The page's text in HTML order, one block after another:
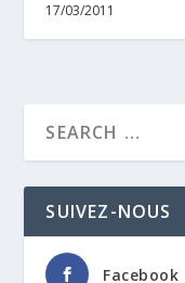
17/03/2011
SUIVEZ-NOUS
Facebook